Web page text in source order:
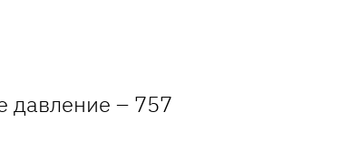
давление – 757